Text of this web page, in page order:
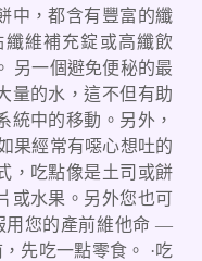
中，都含有豐富的纖
維補充錠或高纖飲
另一個避免便秘的最
量的水，這不但有助
統中的移動。另外，
果經常有噁心想吐的
，吃點像是土司或餅
或水果。另外您也可
用您的產前維他命 —
先吃一點零食。 ·吃